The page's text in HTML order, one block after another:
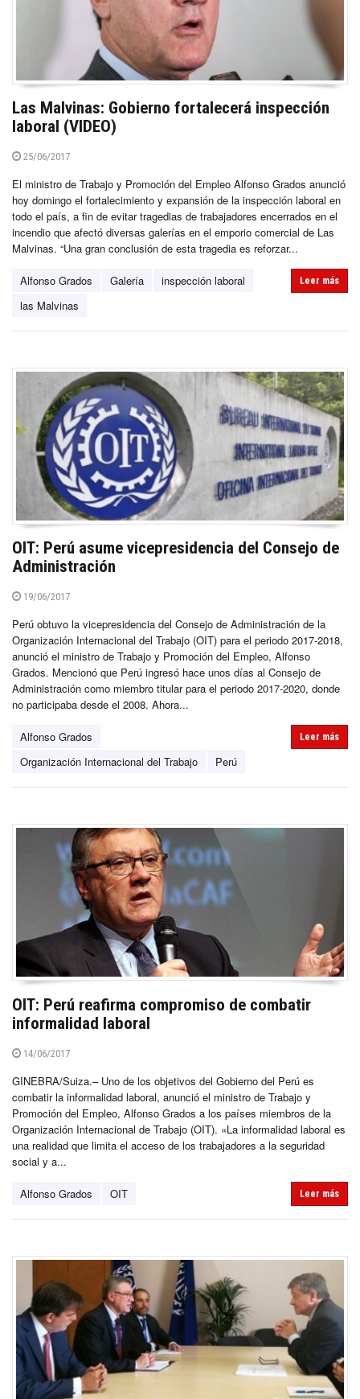
Las Malvinas: Gobierno fortalecerá inspección
laboral (VIDEO)
25/06/2017
El ministro de Trabajo y Promoción del Empleo Alfonso Grados anunció
hoy domingo el fortalecimiento y expansión de la inspección laboral en
todo el país, a fin de evitar tragedias de trabajadores encerrados en el
incendio que afectó diversas galerías en el emporio comercial de Las
Malvinas. “Una gran conclusión de esta tragedia es reforzar...
Alfonso Grados Galería
inspección laboral
las Malvinas
Leer más
OIT: Perú asume vicepresidencia del Consejo de
Administración
19/06/2017
Perú obtuvo la vicepresidencia del Consejo de Administración de la
Organización Internacional del Trabajo (OIT) para el periodo 2017-2018,
anunció el ministro de Trabajo y Promoción del Empleo, Alfonso
Grados. Mencionó que Perú ingresó hace unos días al Consejo de
Administración como miembro titular para el periodo 2017-2020, donde
no participaba desde el 2008. Ahora...
Alfonso Grados
Organización Internacional del Trabajo
Perú
Leer más
OIT: Perú reafirma compromiso de combatir
informalidad laboral
14/06/2017
GINEBRA/Suiza.– Uno de los objetivos del Gobierno del Perú es
combatir la informalidad laboral, anunció el ministro de Trabajo y
Promoción del Empleo, Alfonso Grados a los países miembros de la
Organización Internacional de Trabajo (OIT). «La informalidad laboral es
una realidad que limita el acceso de los trabajadores a la seguridad
social y a...
Alfonso Grados OIT Leer más